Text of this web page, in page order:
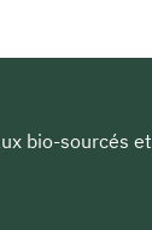
bio-sourcés et